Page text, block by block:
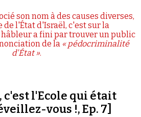
son nom à des causes diverses,
de l'État d'Israël, c'est sur la
a fini par trouver un public
de la « pédocriminalité
d'État ».
c'est l'Ecole qui était
vous !, Ep. 7]